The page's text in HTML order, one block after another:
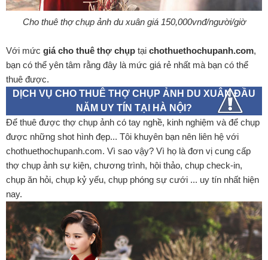
Cho thuê thợ chụp ảnh du xuân giá 150,000vnđ/người/giờ
Với mức giá cho thuê thợ chụp tại chothuethochupanh.com,
bạn có thể yên tâm rằng đây là mức giá rẻ nhất mà bạn có thể
thuê được.
DỊCH VỤ CHO THUÊ THỢ CHỤP ẢNH DU XUÂN ĐẦU
NĂM UY TÍN TẠI HÀ NỘI?
Để thuê được thợ chụp ảnh có tay nghề, kinh nghiệm và để chụp
được những shot hình đẹp... Tôi khuyên bạn nên liên hệ với
chothuethochupanh.com. Vì sao vậy? Vì họ là đơn vị cung cấp
thợ chụp ảnh sự kiện, chương trình, hội thảo, chụp check-in,
chụp ăn hỏi, chụp kỷ yếu, chụp phóng sự cưới ... uy tín nhất hiện
nay.